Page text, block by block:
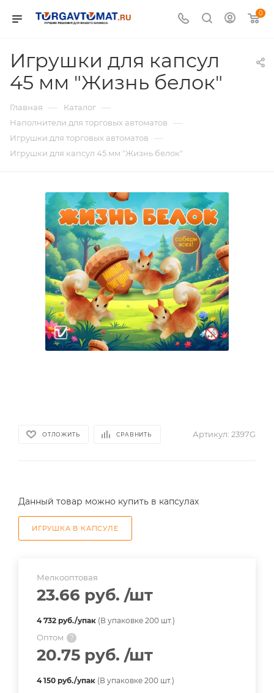
0
Игрушки для капсул
45 мм "Жизнь белок"
Главная — Каталог —
Наполнители для торговых автоматов —
Игрушки для торговых автоматов —
Игрушки для капсул 45 мм "Жизнь белок"
ОТЛОЖИТЬ СРАВНИТЬ Артикул: 2397G
Данный товар можно купить в капсулах
ИГРУШКА В КАПСУЛЕ
Мелкооптовая
23.66 руб. /шт
4 732 руб./упак (В упаковке 200 шт.)
Оптом ?
20.75 руб. /шт
4 150 руб./упак (В упаковке 200 шт.)